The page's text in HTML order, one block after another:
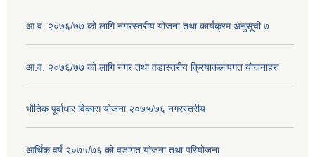
आ.व. २०७६/७७ को लागि नगरस्तरीय योजना तथा कार्यक्रम अनुसूची ७
आ.व. २०७६/७७ को लागि नगर तथा वडास्तरीय क्रियाकलापगत योजनाहरु
भौतिक पूर्वाधार विकास योजना २०७५/७६ नगरस्तरीय
आर्थिक वर्ष २०७५/७६ को वडागत योजना तथा परियोजना